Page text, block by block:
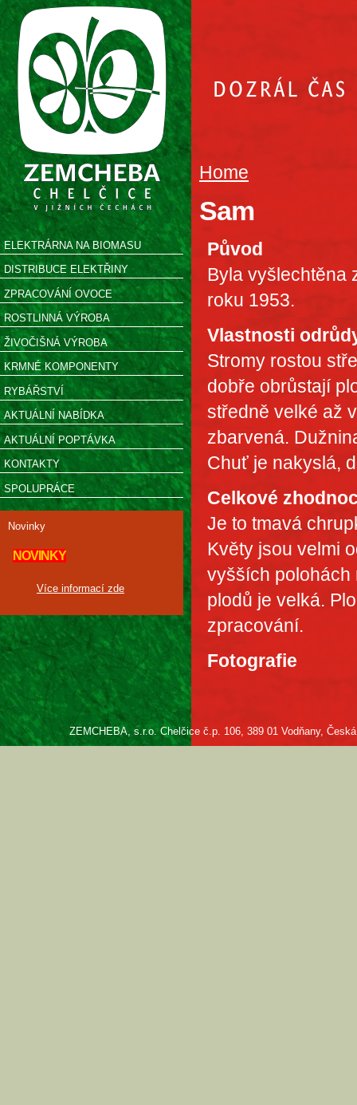
ELEKTRÁRNA NA BIOMASU
DISTRIBUCE ELEKTŘINY
ZPRACOVÁNÍ OVOCE
ROSTLINNÁ VÝROBA
ŽIVOČIŠNÁ VÝROBA
KRMNÉ KOMPONENTY
RYBÁŘSTVÍ
AKTUÁLNÍ NABÍDKA
AKTUÁLNÍ POPTÁVKA
KONTAKTY
SPOLUPRÁCE
Novinky
NOVINKY
Více informací zde
Home
Sam
Původ
Byla vyšlechtěna
roku 1953.
Vlastnosti
Stromy rostou
dobře obrůstají
středně velké až
zbarvená.
Chuť je nakyslá,
Celkové
Je to tmavá
Květy jsou velmi
vyšších polohách
plodů je velká.
zpracování.
Fotografie
ZEMCHEBA, s.r.o. Chelčice č.p. 106, 389 01 Vodňany,